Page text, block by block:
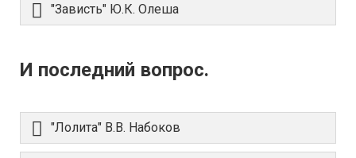
"Зависть" Ю.К. Олеша
И последний вопрос.
"Лолита" В.В. Набоков